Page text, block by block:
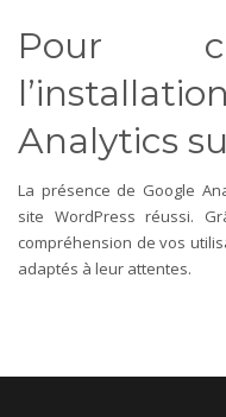
Pour
Analytics
La présence de Google
site WordPress réussi.
compréhension de vos
adaptés à leur attentes.